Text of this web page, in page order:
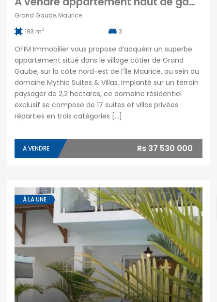
Grand Gaube, Maurice
193 m2 3
OFIM Immobilier vous propose d’acquérir un superbe
appartement situé dans le village côtier de Grand
Gaube, sur la côte nord-est de l’Île Maurice, au sein du
domaine Mythic Suites & Villas. Implanté sur un terrain
paysager de 2,2 hectares, ce domaine résidentiel
exclusif se compose de 17 suites et villas privées
réparties en trois catégories […]
A VENDRE Rs 37 530 000
À LA UNE